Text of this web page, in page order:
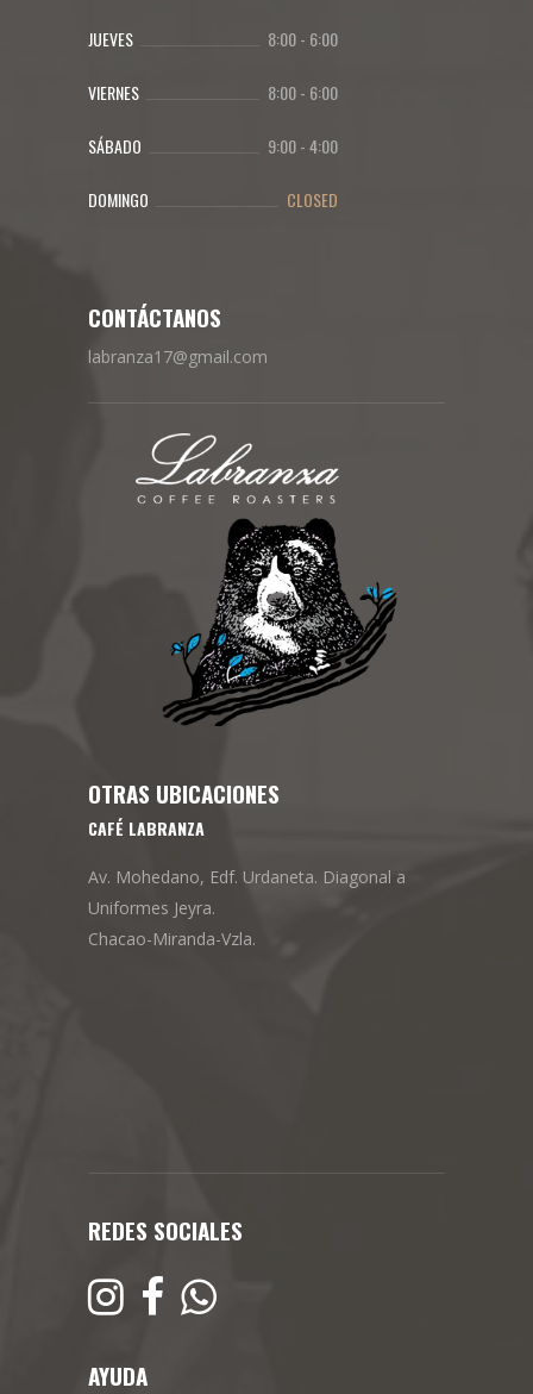
JUEVES 8:00- 6:00
VIERNES 8:00- 6:00
SÁBADO 9:00-4:00
DOMINGO CLOSED
CONTÁCTANOS
labranza17@gmail.com
OTRAS UBICACIONES
CAFÉ LABRANZA
Av. Mohedano, Edf. Urdaneta. Diagonal a
Uniformes Jeyra.
Chacao-Miranda-Vzla.
REDES SOCIALES
AYUDA